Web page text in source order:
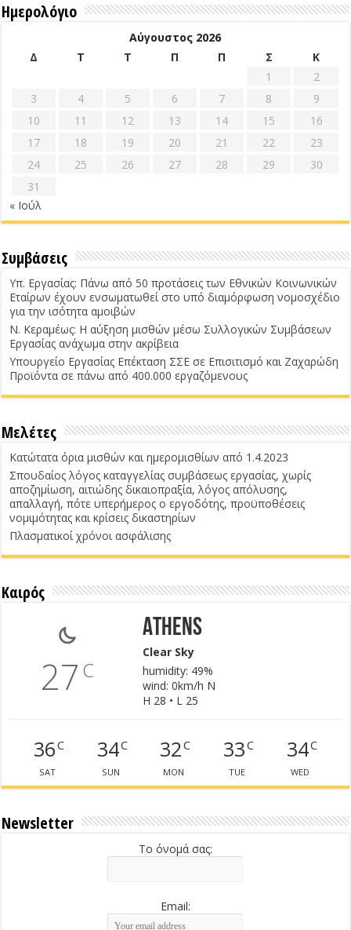
Ημερολόγιο
Αύγουστος 2026
Δ
Τ Τ Π Π Σ
Κ
1
2
3
4 5 6 7 8
9
10
11 12 13 14 15
16
17
18 19 20 21 22
23
24
25 26 27 28 29
30
31
« Ιούλ
Συμβάσεις
Υπ. Εργασίας: Πάνω από 50 προτάσεις των Εθνικών Κοινωνικών
Εταίρων έχουν ενσωματωθεί στο υπό διαμόρφωση νομοσχέδιο
για την ισότητα αμοιβών
Ν. Κεραμέως: Η αύξηση μισθών μέσω Συλλογικών Συμβάσεων
Εργασίας ανάχωμα στην ακρίβεια
Υπουργείο Εργασίας Επέκταση ΣΣΕ σε Επισιτισμό και Ζαχαρώδη
Προϊόντα σε πάνω από 400.000 εργαζόμενους
Μελέτες
Κατώτατα όρια μισθών και ημερομισθίων από 1.4.2023
Σπουδαίος λόγος καταγγελίας συμβάσεως εργασίας, χωρίς
αποζημίωση, αιτιώδης δικαιοπραξία, λόγος απόλυσης,
απαλλαγή, πότε υπερήμερος ο εργοδότης, προϋποθέσεις
νομιμότητας και κρίσεις δικαστηρίων
Πλασματικοί χρόνοι ασφάλισης
Καιρός
27 C
Athens
Clear Sky
humidity: 49%
wind: 0km/h N
H 28 • L 25
36C
SAT
34C
SUN
32C
MON
33C
TUE
34C
WED
Newsletter
Το όνομά σας:
Email: